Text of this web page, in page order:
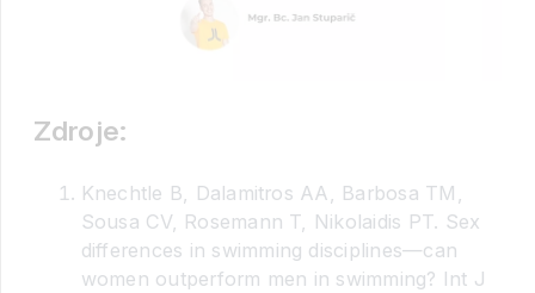
Zdroje:
Knechtle B, Dalamitros AA, Barbosa TM,
Sousa CV, Rosemann T, Nikolaidis PT. Sex
differences in swimming disciplines—can
women outperform men in swimming? Int J